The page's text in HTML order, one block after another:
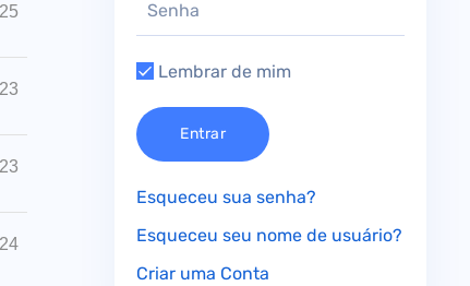
Lembrar de mim
Entrar
Esqueceu sua senha?
Esqueceu seu nome de usuário?
Criar uma Conta